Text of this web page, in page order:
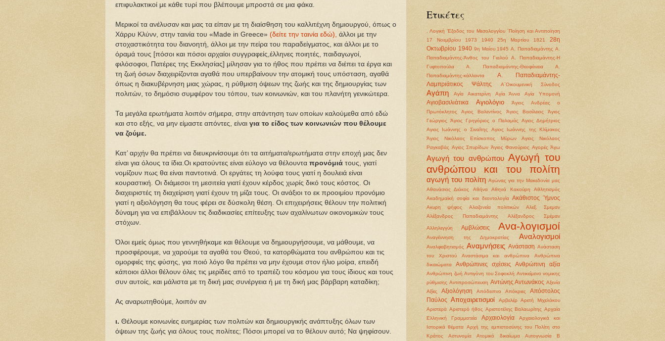
επιφυλακτικοί με κάθε τυρί που βλέπουμε μπροστά σε μια φάκα.
Μερικοί τα ανέλυσαν και μας τα είπαν με τη διαίσθηση του καλλιτέχνη δημιουργού, όπως ο
Χάρρυ Κλύνν, στην ταινία του «Made in Greece» (δείτε την ταινία εδώ), άλλοι με την
στοχαστικότητα του διανοητή, άλλοι με την πείρα του παραδείγματος, και άλλοι με το
όραμά τους [πόσοι και πόσοι αρχαίοι συγγραφείς,έλληνες ποιητές, παιδαγωγοί,
φιλόσοφοι, Πατέρες της Εκκλησίας] μίλησαν για το ήθος που πρέπει να διέπει τα έργα και
τη ζωή όσων διαχειρίζονται αγαθά που υπερβαίνουν την ατομική τους υπόσταση, αγαθά
όπως η διακυβέρνηση μιας χώρας, η ρύθμιση όψεων της ζωής και της δημιουργίας των
πολιτών, το δημόσιο συμφέρον του τόπου, των κοινωνιών, και του πλανήτη γενικώτερα.
Τα μεγάλα ερωτήματα λοιπόν σήμερα, στην απάντηση των οποίων καλούμεθα από εδώ
και στο εξής, να μην είμαστε απόντες, είναι για το είδος των κοινωνιών που θέλουμε
να ζούμε.
Κατ’ αρχήν θα πρέπει να διευκρινίσουμε ότι τα αιτήματα/ερωτήματα στην εποχή μας δεν
είναι για όλους τα ίδια.Οι κρατούντες είναι εύλογο να θέλουντα προνόμιά τους, γιατί
νομίζουν πως θα είναι παντοτινά. Οι εργάτες τη λούφα τους γιατί η δουλειά είναι
κουραστική. Οι διάμεσοι τη μεσιτεία γιατί έχουν κέρδος χωρίς δικό τους κόστος. Οι
διαχειριστές τη διαχείριση γιατί έχουν τη μίζα τους. Οι ανάξιοι το εκ προοιμίου προνόμιο
γιατί η αξιολόγηση θα τους φέρει σε δύσκολη θέση. Οι επιχειρήσεις θέλουν την πολιτική
δύναμη για να επιβάλλουν τις διαδικασίες επίτευξης των αχαλίνωτων οικονομικών τους
στόχων.
Όλοι εμείς όμως που γεννηθήκαμε και θέλουμε να δημιουργήσουμε, να μάθουμε, να
προσφέρουμε, να χαρούμε τα αγαθά του Θεού, τα κατορθώματα του ανθρώπου και τις
ομορφιές της φύσης, για ποιό λόγο θα πρέπει να μην έχουμε στον ήλιο μοίρα, επειδή
κάποιοι άλλοι θέλουν όλες τις μερίδες από το τραπέζι του κόσμου για τους ίδιους και τους
συν αυτοίς, και μάλιστα με τη δική μας συνέργεια ή με τη δική μας βάρβαρη καταδίκη;
Ας αναρωτηθούμε, λοιπόν αν
ι. Θέλουμε κοινωνίες ευημερίας των πολιτών και δημιουργικής ανάπτυξης όλων των
όψεων της ζωής για όλους τους πολίτες; Πόσοι μπορεί να το θέλουν αυτό; Να ψηφίσουν.
Ετικέτες
. Λογική 'Εξοδος του Μεσολογγίου ΄Ποίηση και Αντιποίηση
17 Νοεμβρίου 1973
1940 25η Μαρτίου 1821
28η
Οκτωβρίου 1940 9η Μαίου 1945 Α. Παπαδιαμάντης Α.
Παπαδιαμάντης-Άνθος του Γιαλού
Α. Παπαδιαμάντης-Η
Γυφτοπούλα
Α. Παπαδιαμάντης-Θεοφάνεια
Α.
Παπαδιαμάντης-κάλλαντα
Α. Παπαδιαμάντης-
Λαμπριάτικος Ψάλτης
Α΄Οικουμενική Σύνοδος
Αγάπη Αγία Αικατερίνη Αγία Άννα Αγία Υπομονή
Αγιοβασιλιάτικα Αγιολόγιο
Άγιος Ανδρέας ο
Πρωτόκλητος
Αγιος Βαλεντίνος Άγιος Βασίλειος
Άγιος
Γεώργιος
Άγιος Γρηγόριος ο Παλαμάς Αγιος Δημήτριος
Αγιος Ιωάννης ο Σιναΐτης
Αγιος Ιωάννης της Κλίμακος
Άγιος Νικόλαος Επίσκοπος Μύρων
Αγιος Νικόλαος
Ραγκαβάς Αγιος Σπυρίδων Άγιος Φανούριος Αγορές Άγω
Αγωγή του ανθρώπου Αγωγή του
ανθρώπου και του πολίτη
αγωγή του πολίτη Αγώνας για την Μακεδονία μας
Αθανάσιος Διάκος
Αθήνα Αθηνά Κακούρη
Αθλητισμός
Ακαδημαϊκή σοφία και δεοντολογία Ακάθιστος Ύμνος
Ακυρη ψήφος Αλαζονεία πολιτικών
Αλεξ. Σμεμαν
Αλέξανδρος Παπαδιαμάντης
Αλέξανδρος Σμέμαν
Αλληλεγγύη Αμβλώσεις Ανα-λογισμοί
Αναγέννηση της Δημοκρατίας Αναλογισμοί
Αναλφαβητισμός Αναμνήσεις Ανάσταση Ανάσταση
του Χριστού
Αναστάσιμα και ανθρώπινα
Ανθρώπινα
δικαιώματα
Ανθρώπινες σχέσεις Ανθρώπινη αξία
Ανθρώπινη ζωή Αντιγόνη του Σοφοκλή Αντικείμενο νομικης
ρύθμισης Αντιπροσώπευση Αντώνης Αντωνάκος Αξενία
Αξίες
Αξιολόγηση Απόδειπνο Απόκριες
Απόστολος
Παύλος Αποχαιρετισμοί Αρβελέρ
Αρετή Μιχελάκου
Αριστερά Αριστερό ήθος Αριστοτέλης Βαλαωρίτης Αρχαία
Ελληνική Γραμματεία
Αρχαιολογία
Αρχαιολογικά και
Ιστορικά θέματα Αρχή της εμπιστοσύνης του Πολίτη στο
Κράτος
Αστυνομία Ατομικό δικαίωμα Αυτογνωσία
Β